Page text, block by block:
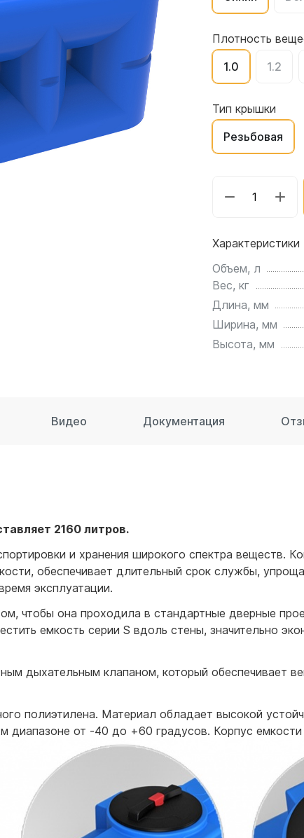
для воды 4500 литров
Емкости для воды 4000 литров
Емкости для воды 3000 литров
для воды 2500 литров
для воды 2000 литров
Емкости для воды 1500 литров
Емкости для воды 1000 литров
Емкости для воды 750 литров
для воды 600 литров
ЦКТ для
Плотность
1.0
1.2
Тип крышки
Резьбовая
Характеристики
Объем, л
Вес, кг
Длина, мм
Ширина, мм
Высота, мм
Видео Документация
2160 литров.
и хранения широкого спектра веществ.
обеспечивает длительный срок службы,
эксплуатации.
чтобы она проходила в стандартные дверные
емкость серии S вдоль стены, значительно
дыхательным клапаном, который обеспечивает
полиэтилена. Материал обладает высокой
диапазоне от -40 до +60 градусов. Корпус емкости